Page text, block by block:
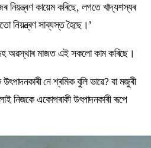
নিয়ন্ত্ৰণ কায়েম কৰিছে, লগতে খাদ্যশস্যৰ
নিয়ন্ত্ৰণ সাব্যস্ত হৈছে।’
অৱস্থাৰ মাজত এই সকলো কাম কৰিছে।
নে শ্ৰমিক বুলি ভাৱে? বা মজুৰী
নিজকে একোগৰাকী উৎপাদনকাৰী ৰূপে